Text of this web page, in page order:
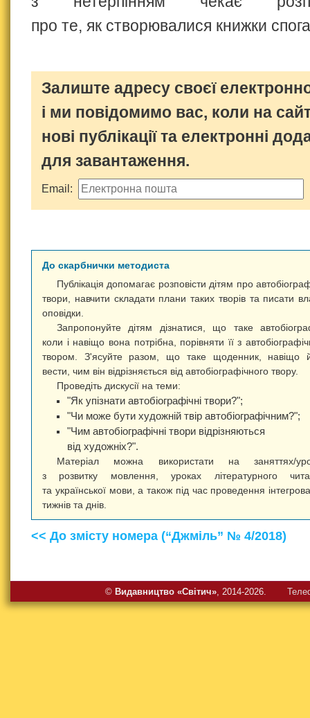
про те, як створювалися книжки
Залиште адресу своєї
і ми повідомимо вас, коли на
нові публікації та електронні
для завантаження.
Email:
До скарбнички методиста
Публікація допомагає розповісти дітям про
твори, навчити складати плани таких творів та писати
оповідки.
Запропонуйте дітям дізнатися, що таке
коли і навіщо вона потрібна, порівняти її з
твором. З'ясуйте разом, що таке щоденник, навіщо
вести, чим він відрізняється від автобіографічного твору.
Проведіть дискусії на теми:
"Як упізнати автобіографічні твори?";
"Чи може бути художній твір автобіографічним?";
"Чим автобіографічні твори відрізняються
від художніх?".
Матеріал можна використати на заняттях/
з розвитку мовлення, уроках літературного
та української мови, а також під час проведення
тижнів та днів.
<< До змісту номера (“Джміль” № 4/2018)
© Видавництво «Свiтич», 2014-2026.